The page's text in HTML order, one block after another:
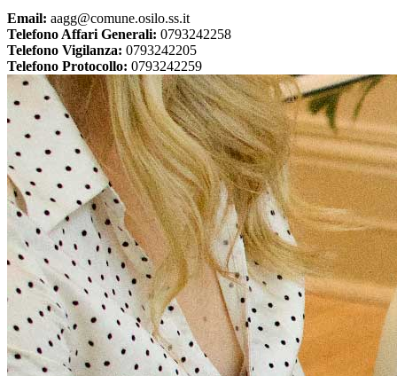
Email: aagg@comune.osilo.ss.it
Telefono Affari Generali: 0793242258
Telefono Vigilanza: 0793242205
Telefono Protocollo: 0793242259